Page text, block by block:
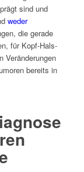
sind und
weder
die gerade
für Kopf-Hals-
Veränderungen
bereits in